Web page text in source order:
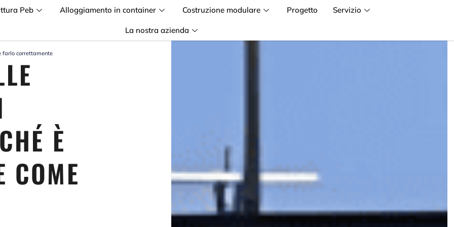
Peb Alloggiamento in container Costruzione modulare Progetto Servizio
La nostra azienda
farlo correttamente
È
COME